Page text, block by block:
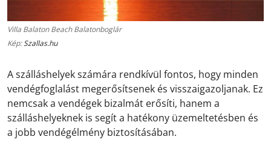
Villa Balaton Beach Balatonboglár
Kép:Szallas.hu
A szálláshelyek számára rendkívül fontos, hogy minden
vendégfoglalást megerősítsenek és visszaigazoljanak. Ez
nemcsak a vendégek bizalmát erősíti, hanem a
szálláshelyeknek is segít a hatékony üzemeltetésben és
a jobb vendégélmény biztosításában.